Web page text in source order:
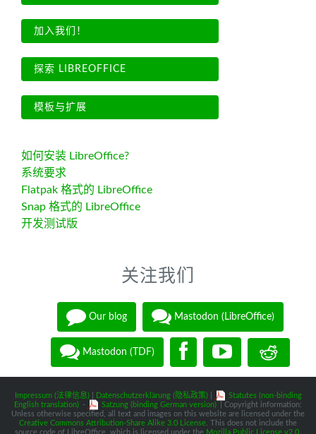
加入我们！
探索 LIBREOFFICE
模板与扩展
如何安装 LibreOffice?
系统要求
Flatpak 格式的 LibreOffice
Snap 格式的 LibreOffice
开发测试版
关注我们
Our blog Mastodon (LibreOffice)
Mastodon (TDF)
Impressum (法律信息)| Datenschutzerklärung (隐私政策)|
Statutes (non-binding
English translation) - Satzung (binding German version)
| Copyright information:
Unless otherwise specified, all text and images on this website are licensed under the
Creative Commons Attribution-Share Alike 3.0 License . This does not include the
source code of LibreOffice, which is licensed under the Mozilla Public License v2.0